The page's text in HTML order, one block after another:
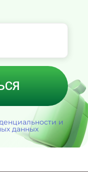
и
данных